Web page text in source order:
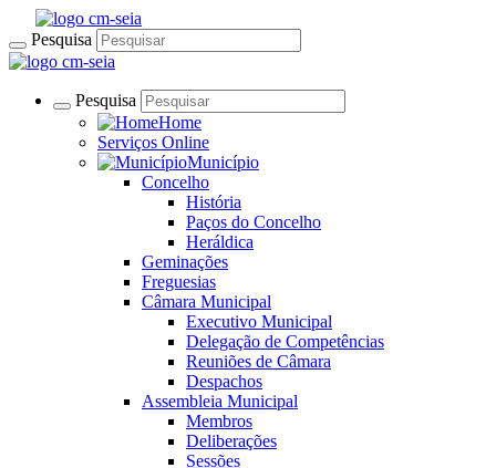
Pesquisa
Pesquisa
Home
Serviços Online
Município
Concelho
História
Paços do Concelho
Heráldica
Geminações
Freguesias
Câmara Municipal
Executivo Municipal
Delegação de Competências
Reuniões de Câmara
Despachos
Assembleia Municipal
Membros
Deliberações
Sessões